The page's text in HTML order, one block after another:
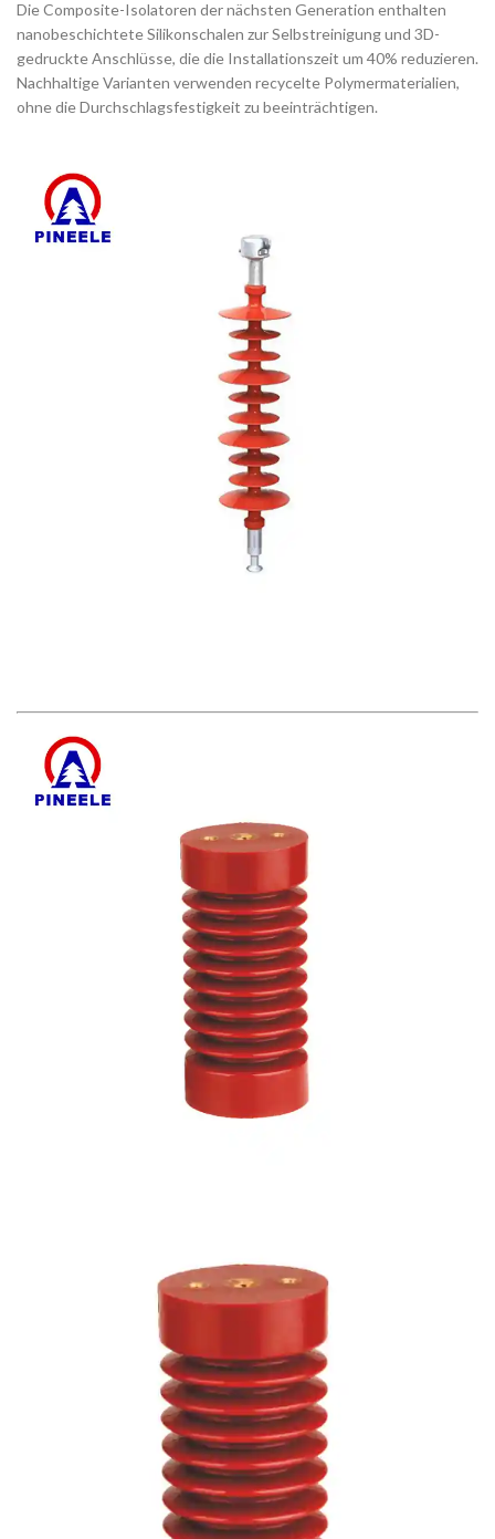
Die Composite-Isolatoren der nächsten Generation enthalten
nanobeschichtete Silikonschalen zur Selbstreinigung und 3D-
gedruckte Anschlüsse, die die Installationszeit um 40% reduzieren.
Nachhaltige Varianten verwenden recycelte Polymermaterialien,
ohne die Durchschlagsfestigkeit zu beeinträchtigen.